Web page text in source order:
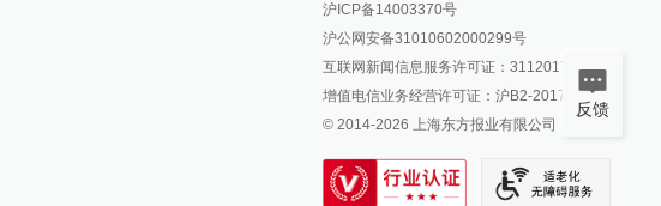
澎湃新闻公众号
澎湃新闻抖音号
派生万物开放平台
IP SHANGHAI
SIXTH TONE
报料邮箱: news@thepaper.cn
沪ICP备14003370号
沪公网安备31010602000299号
互联网新闻信息服务许可证：31120170006
增值电信业务经营许可证：沪B2-2017116
© 2014-2026 上海东方报业有限公司
反馈